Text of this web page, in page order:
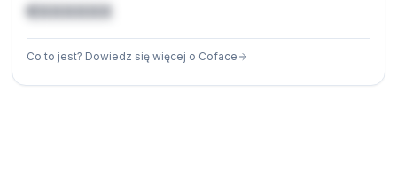
€XXXXXX
Co to jest? Dowiedz się więcej o Coface